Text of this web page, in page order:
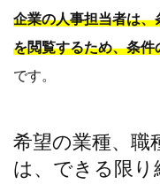
企業の人事担当者は
を閲覧するため、条
です。
希望の業種、職
は、できる限り